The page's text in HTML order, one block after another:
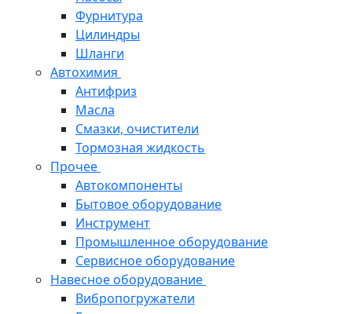
Фурнитура
Цилиндры
Шланги
Автохимия
Антифриз
Масла
Смазки, очистители
Тормозная жидкость
Прочее
Автокомпоненты
Бытовое оборудование
Инструмент
Промышленное оборудование
Сервисное оборудование
Навесное оборудование
Вибропогружатели